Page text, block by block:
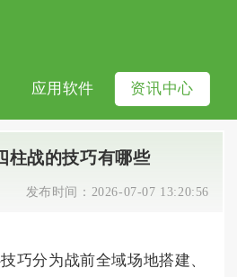
应用软件 资讯中心
柱战的技巧有哪些
发布时间： 2026-07-07 13:20:56
巧分为战前全域场地搭建、